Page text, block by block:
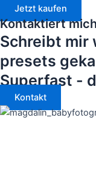
Jetzt kaufen
Kontaktiert mich
Schreibt mir
presets
Superfast -
Kontakt